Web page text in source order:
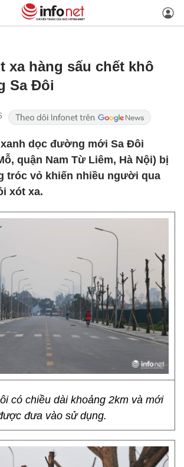
xa hàng sấu chết khô
Sa Đôi
dọc đường mới Sa Đôi
quận Nam Từ Liêm, Hà Nội) bị
tróc vỏ khiến nhiều người qua
xót xa.
có chiều dài khoảng 2km và mới
đưa vào sử dụng.